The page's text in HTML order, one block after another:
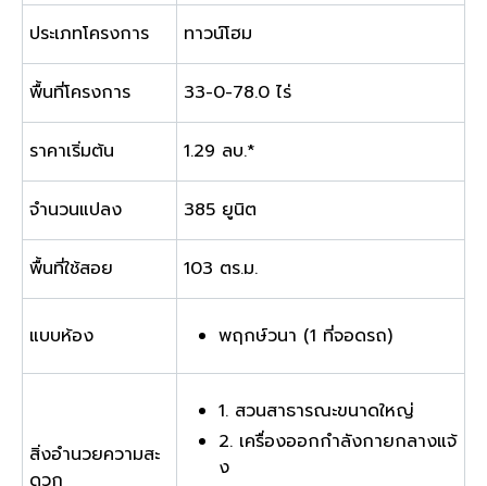
ประเภทโครงการ
ทาวน์โฮม
พื้นที่โครงการ 33-0-78.0 ไร่
ราคาเริ่มต้น 1.29 ลบ.*
จำนวนแปลง 385 ยูนิต
พื้นที่ใช้สอย 103 ตร.ม.
แบบห้อง พฤกษ์วนา (1 ที่จอดรถ)
สิ่งอำนวยความสะ
1. สวนสาธารณะขนาดใหญ่
2. เครื่องออกกำลังกายกลางแจ้
ง